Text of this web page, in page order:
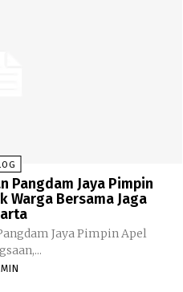
Pangdam Jaya Pimpin
Warga Bersama Jaga
Jaya Pimpin Apel